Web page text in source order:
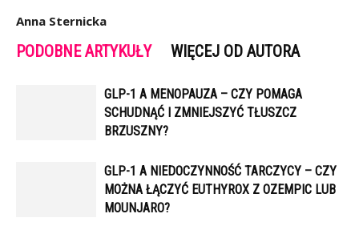
Anna Sternicka
PODOBNE ARTYKUŁY WIĘCEJ OD AUTORA
GLP-1 A MENOPAUZA – CZY POMAGA
SCHUDNĄĆ I ZMNIEJSZYĆ TŁUSZCZ
BRZUSZNY?
GLP-1 A NIEDOCZYNNOŚĆ TARCZYCY – CZY
MOŻNA ŁĄCZYĆ EUTHYROX Z OZEMPIC LUB
MOUNJARO?